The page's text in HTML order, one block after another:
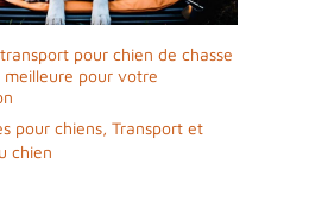
pour chien de chasse
meilleure pour votre
pour chiens, Transport et
chien